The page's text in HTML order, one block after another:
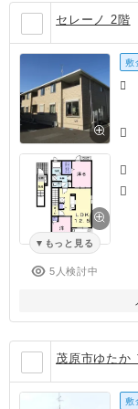
セレーノ 2階
もっと見る
5人検討中
敷
茂原市ゆたか
敷